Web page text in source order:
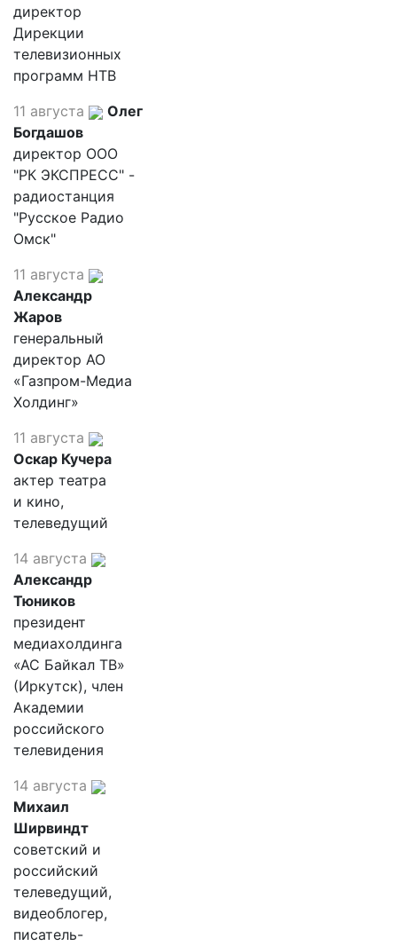
директор
Дирекции
телевизионных
программ НТВ
11 августа
Олег
Богдашов
директор ООО
"РК ЭКСПРЕСС" -
радиостанция
"Русское Радио
Омск"
11 августа
Александр
Жаров
генеральный
директор АО
«Газпром-Медиа
Холдинг»
11 августа
Оскар Кучера
актер театра
и кино,
телеведущий
14 августа
Александр
Тюников
президент
медиахолдинга
«АС Байкал ТВ»
(Иркутск), член
Академии
российского
телевидения
14 августа
Михаил
Ширвиндт
советский и
российский
телеведущий,
видеоблогер,
писатель-